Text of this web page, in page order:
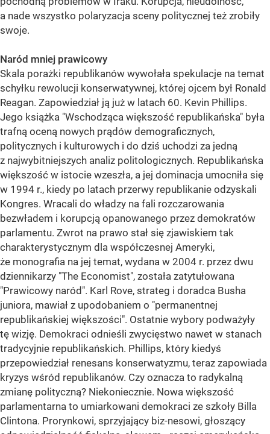
a nade wszystko polaryzacja sceny politycznej też zrobiły
swoje.
Naród mniej prawicowy
Skala porażki republikanów wywołała spekulacje na temat
schyłku rewolucji konserwatywnej, której ojcem był Ronald
Reagan. Zapowiedział ją już w latach 60. Kevin Phillips.
Jego książka "Wschodząca większość republikańska" była
trafną oceną nowych prądów demograficznych,
politycznych i kulturowych i do dziś uchodzi za jedną
z najwybitniejszych analiz politologicznych. Republikańska
większość w istocie wzeszła, a jej dominacja umocniła się
w 1994 r., kiedy po latach przerwy republikanie odzyskali
Kongres. Wracali do władzy na fali rozczarowania
bezwładem i korupcją opanowanego przez demokratów
parlamentu. Zwrot na prawo stał się zjawiskiem tak
charakterystycznym dla współczesnej Ameryki,
że monografia na jej temat, wydana w 2004 r. przez dwu
dziennikarzy "The Economist", została zatytułowana
"Prawicowy naród". Karl Rove, strateg i doradca Busha
juniora, mawiał z upodobaniem o "permanentnej
republikańskiej większości". Ostatnie wybory podważyły
tę wizję. Demokraci odnieśli zwycięstwo nawet w stanach
tradycyjnie republikańskich. Phillips, który kiedyś
przepowiedział renesans konserwatyzmu, teraz zapowiada
kryzys wśród republikanów. Czy oznacza to radykalną
zmianę polityczną? Niekoniecznie. Nowa większość
parlamentarna to umiarkowani demokraci ze szkoły Billa
Clintona. Prorynkowi, sprzyjający biz-nesowi, głoszący